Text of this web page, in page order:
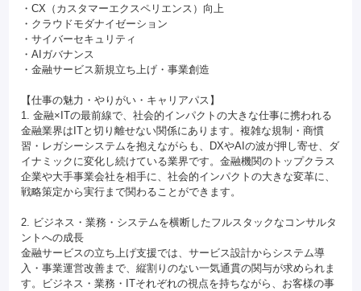
・CX（カスタマーエクスペリエンス）向上
・クラウドモダナイゼーション
・サイバーセキュリティ
・AIガバナンス
・金融サービス新規立ち上げ・事業創造
【仕事の魅力・やりがい・キャリアパス】
1. 金融×ITの最前線で、社会的インパクトの大きな仕事に携われる
金融業界はITと切り離せない関係にあります。複雑な規制・商慣
習・レガシーシステムを抱えながらも、DXやAIの波が押し寄せ、ダ
イナミックに変化し続けている業界です。金融機関のトップクラス
企業や大手事業会社を相手に、社会的インパクトの大きな変革に、
戦略策定から実行まで関わることができます。
2. ビジネス・業務・システムを横断したフルスタックなコンサルタ
ントへの成長
金融サービスの立ち上げ支援では、サービス設計からシステム導
入・事業運営改善まで、縦割りのない一気通貫の関与が求められま
す。ビジネス・業務・ITそれぞれの視点を持ちながら、お客様の事